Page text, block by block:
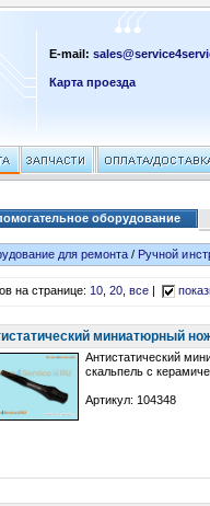
E-mail:
Карта проезда
оборудование
для ремонта / Ручной
на странице:10,20,все
миниатюрный
Антистатический
скальпель с
Артикул: 104348